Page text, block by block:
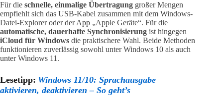
Für die schnelle, einmalige Übertragung großer Mengen
empfiehlt sich das USB-Kabel zusammen mit dem Windows-
Datei-Explorer oder der App „Apple Geräte“. Für die
automatische, dauerhafte Synchronisierung ist hingegen
iCloud für Windows die praktischere Wahl. Beide Methoden
funktionieren zuverlässig sowohl unter Windows 10 als auch
unter Windows 11.
Lesetipp: Windows 11/10: Sprachausgabe
aktivieren, deaktivieren – So geht’s